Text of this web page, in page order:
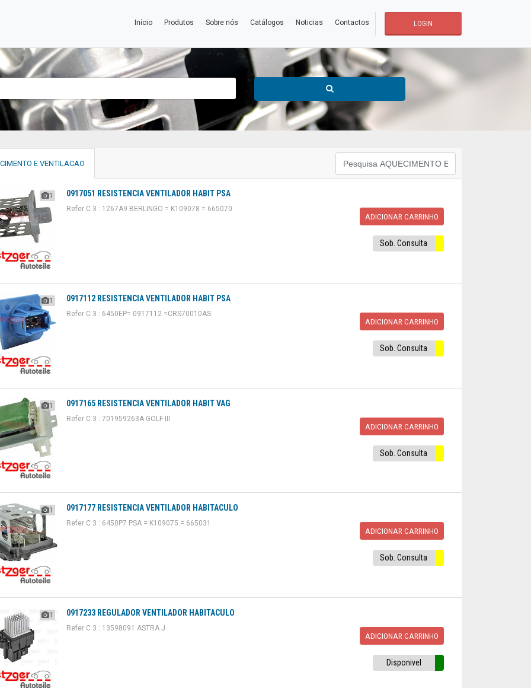
Início Produtos Sobre nós Catálogos Noticias Contactos LOGIN
E VENTILACAO
1 0917051 RESISTENCIA VENTILADOR HABIT PSA
Refer C 3 : 1267A9 BERLINGO = K109078 = 665070
ADICIONAR CARRINHO
Sob. Consulta
1 0917112 RESISTENCIA VENTILADOR HABIT PSA
Refer C 3 : 6450EP= 0917112 =CRS70010AS
ADICIONAR CARRINHO
Sob. Consulta
1 0917165 RESISTENCIA VENTILADOR HABIT VAG
Refer C 3 : 701959263A GOLF III
ADICIONAR CARRINHO
Sob. Consulta
1 0917177 RESISTENCIA VENTILADOR HABITACULO
Refer C 3 : 6450P7 PSA = K109075 = 665031
ADICIONAR CARRINHO
Sob. Consulta
1 0917233 REGULADOR VENTILADOR HABITACULO
Refer C 3 : 13598091 ASTRA J
ADICIONAR CARRINHO
Disponivel